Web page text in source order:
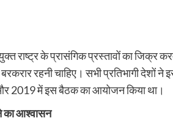
राष्ट्र के प्रासंगिक प्रस्तावों का जिक्र
रहनी चाहिए। सभी प्रतिभागी
2019 में इस बैठक का आयोजन किया था।
का आश्वासन